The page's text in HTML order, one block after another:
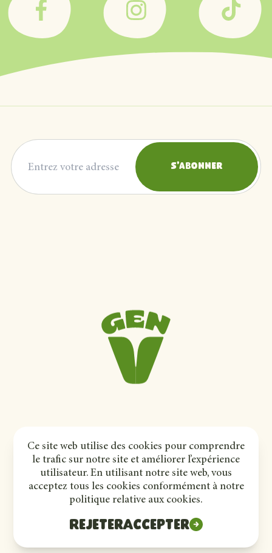
Ce site web utilise des cookies pour comprendre
le trafic sur notre site et améliorer l’expérience
utilisateur. En utilisant notre site web, vous
acceptez tous les cookies conformément à notre
politique relative aux cookies.
RejeterAccepter
Adresse courriel S'abonner
Politique de confidentialité